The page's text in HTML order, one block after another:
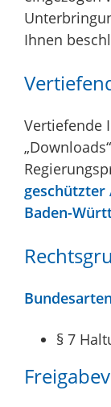
Ihnen
Vertiefende
geschützter
Baden-
§ 7